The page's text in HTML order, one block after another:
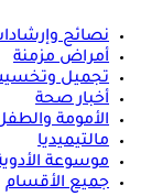
نصائح
أمراض مزمنة
تجميل
أخبار صحة
الأمومة
مالتيميديا
موسوعة
جميع الأقسام